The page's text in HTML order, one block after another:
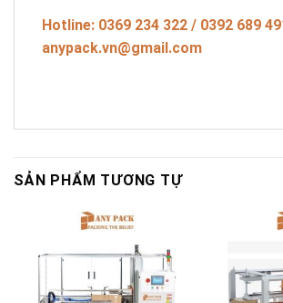
Hotline: 0369 234 322 / 0392 689
anypack.vn@gmail.com
SẢN PHẨM TƯƠNG TỰ